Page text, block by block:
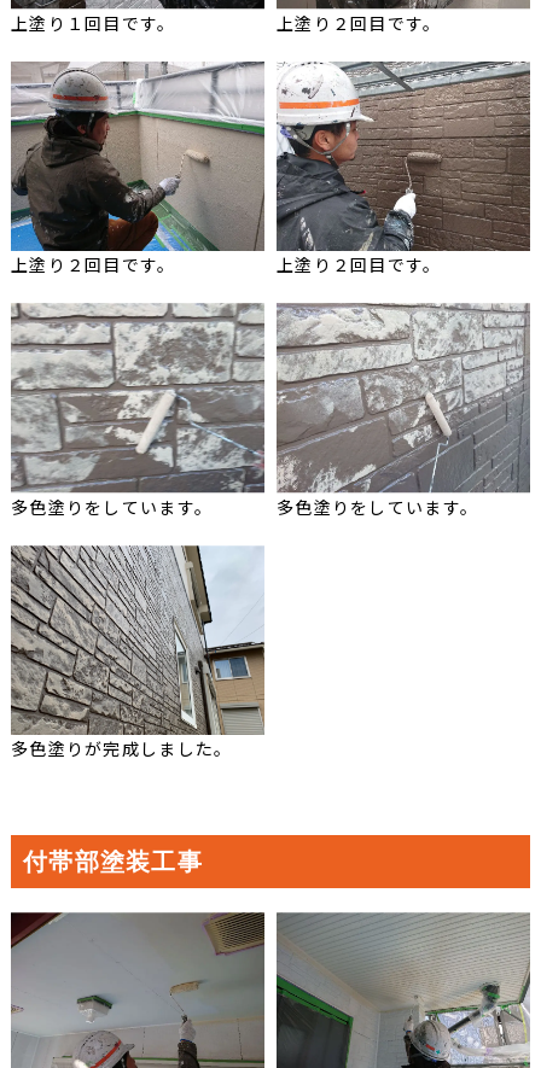
上塗り１回目です。 上塗り２回目です。
上塗り２回目です。 上塗り２回目です。
多色塗りをしています。 多色塗りをしています。
多色塗りが完成しました。
付帯部塗装工事